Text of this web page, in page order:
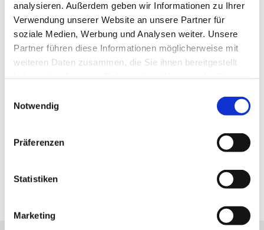
analysieren. Außerdem geben wir Informationen zu Ihrer
Verwendung unserer Website an unsere Partner für
soziale Medien, Werbung und Analysen weiter. Unsere
Partner führen diese Informationen möglicherweise mit
weiteren Daten zusammen, die Sie ihnen bereitgestellt
Notwendig
Präferenzen
Statistiken
Marketing